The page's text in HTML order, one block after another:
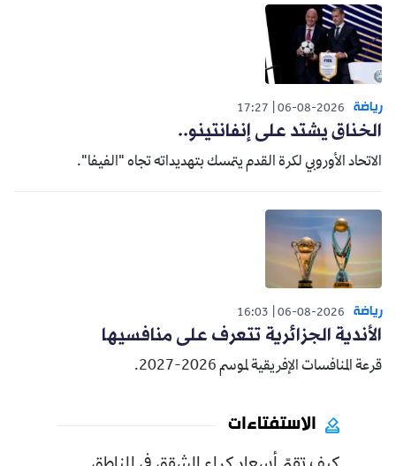
رياضة 06-08-2026
17:27
الخناق يشتد على إنفانتينو..
الاتحاد الأوروبي لكرة القدم يتمسك بتهديداته تجاه "الفيفا".
رياضة 06-08-2026
16:03
الأندية الجزائرية تتعرف على منافسيها
قرعة المنافسات الإفريقية لموسم 2026-2027.
الاستفتاءات